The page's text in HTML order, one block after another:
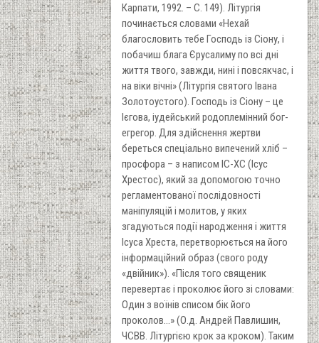
Карпати, 1992. – С. 149). Літургія
починається словами «Нехай
благословить тебе Господь із Сіону, і
побачиш блага Єрусалиму по всі дні
життя твого, завжди, нині і повсякчас, і
на віки вічні» (Літургія святого Івана
Золотоустого). Господь із Сіону – це
Ієгова, іудейський родоплемінний бог-
егрегор. Для здійснення жертви
береться спеціально випечений хліб –
просфора – з написом ІС-ХС (Ісус
Хрестос), який за допомогою точно
регламентованої послідовності
маніпуляцій і молитов, у яких
згадуються події народження і життя
Ісуса Хреста, перетворюється на його
інформаційний образ (свого роду
«двійник»). «Після того священик
перевертає і проколює його зі словами:
Один з воїнів списом бік його
проколов...» (О.д. Андрей Павлишин,
ЧСВВ. Літургією крок за кроком). Таким